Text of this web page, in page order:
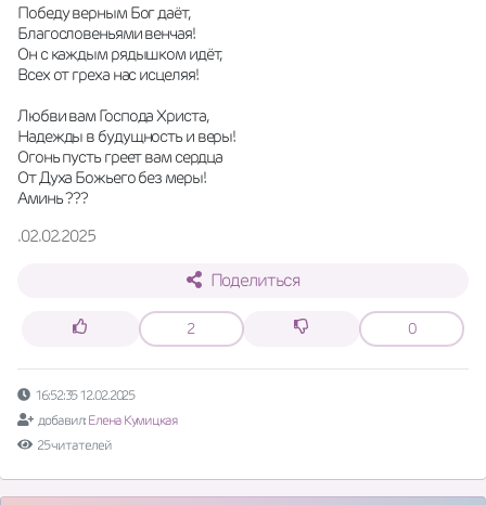
Победу верным Бог даёт,
Благословеньями венчая!
Он с каждым рядышком идёт,
Всех от греха нас исцеляя!
Любви вам Господа Христа,
Надежды в будущность и веры!
Огонь пусть греет вам сердца
От Духа Божьего без меры!
Аминь ???
.02.02.2025
Поделиться
2 0
16:52:35 12.02.2025
добавил: Елена Кумицкая
25 читателей